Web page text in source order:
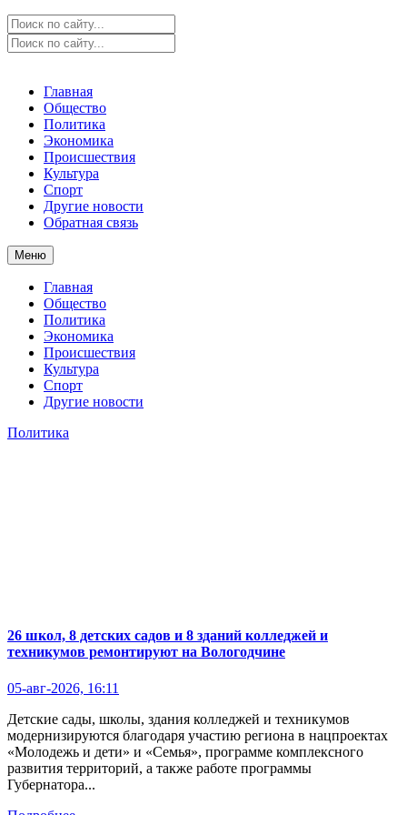
Главная
Общество
Политика
Экономика
Происшествия
Культура
Спорт
Другие новости
Обратная связь
Меню
Главная
Общество
Политика
Экономика
Происшествия
Культура
Спорт
Другие новости
Политика
26 школ, 8 детских садов и 8 зданий колледжей и
техникумов ремонтируют на Вологодчине
05-авг-2026, 16:11
Детские сады, школы, здания колледжей и техникумов
модернизируются благодаря участию региона в нацпроектах
«Молодежь и дети» и «Семья», программе комплексного
развития территорий, а также работе программы
Губернатора...